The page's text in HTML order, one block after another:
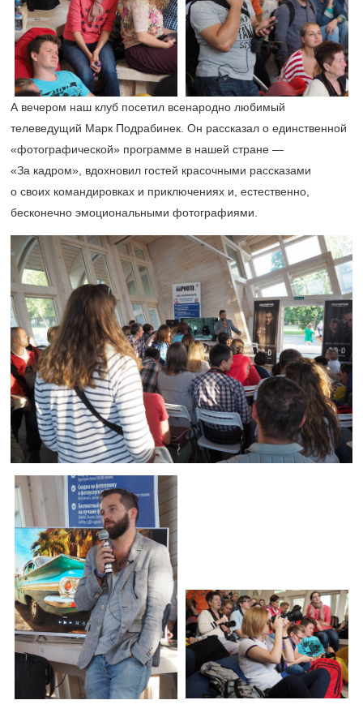
А вечером наш клуб посетил всенародно любимый
телеведущий Марк Подрабинек. Он рассказал о единственной
«фотографической» программе в нашей стране —
«За кадром», вдохновил гостей красочными рассказами
о своих командировках и приключениях и, естественно,
бесконечно эмоциональными фотографиями.